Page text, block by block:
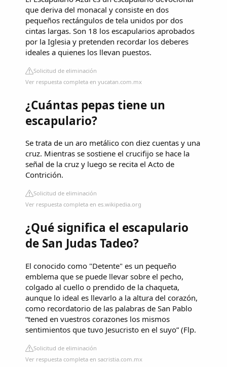
que deriva del monacal y consiste en dos
pequeños rectángulos de tela unidos por dos
cintas largas. Son 18 los escapularios aprobados
por la Iglesia y pretenden recordar los deberes
ideales a quienes los llevan puestos.
Solicitud de eliminación
Ver respuesta completa en yucatan.com.mx
¿Cuántas pepas tiene un
escapulario?
Se trata de un aro metálico con diez cuentas y una
cruz. Mientras se sostiene el crucifijo se hace la
señal de la cruz y luego se recita el Acto de
Contrición.
Solicitud de eliminación
Ver respuesta completa en es.wikipedia.org
¿Qué significa el escapulario
de San Judas Tadeo?
El conocido como "Detente" es un pequeño
emblema que se puede llevar sobre el pecho,
colgado al cuello o prendido de la chaqueta,
aunque lo ideal es llevarlo a la altura del corazón,
como recordatorio de las palabras de San Pablo
“tened en vuestros corazones los mismos
sentimientos que tuvo Jesucristo en el suyo” (Flp.
Solicitud de eliminación
Ver respuesta completa en sacristia.com.mx